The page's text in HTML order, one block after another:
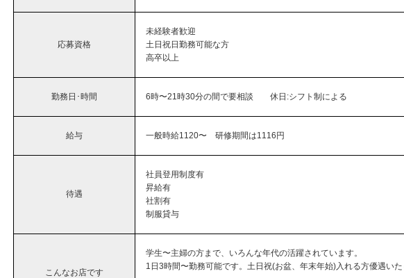
応募資格
未経験者歓迎
土日祝日勤務可能な方
高卒以上
勤務日･時間 6時〜21時30分の間で要相談 休日:シフト制による
給与 一般時給1120〜 研修期間は1116円
待遇
社員登用制度有
昇給有
社割有
制服貸与
こんなお店です
学生〜主婦の方まで、いろんな年代の活躍されています。
1日3時間〜勤務可能です。土日祝(お盆、年末年始)入れる方優遇いた